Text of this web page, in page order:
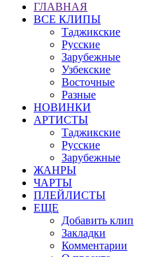
ГЛАВНАЯ
ВСЕ КЛИПЫ
Таджикские
Русские
Зарубежные
Узбекские
Восточные
Разные
НОВИНКИ
АРТИСТЫ
Таджикские
Русские
Зарубежные
ЖАНРЫ
ЧАРТЫ
ПЛЕЙЛИСТЫ
ЕЩЕ
Добавить клип
Закладки
Комментарии